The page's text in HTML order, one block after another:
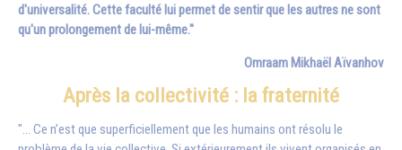
d'universalité. Cette faculté lui permet de sentir que les autres ne sont
qu'un prolongement de lui-même."
Omraam Mikhaël Aïvanhov
Après la collectivité : la fraternité
"... Ce n’est que superficiellement que les humains ont résolu le